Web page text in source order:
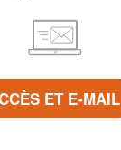
ET E-MAIL